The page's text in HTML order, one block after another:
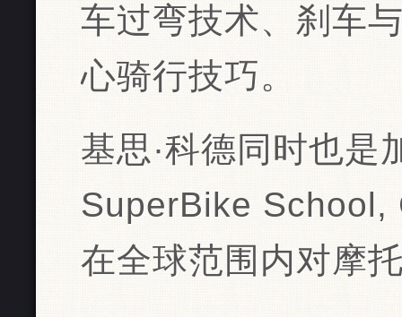
车过弯技术、刹车
心骑行技巧‌‌。
基思·科德同时也
SuperBike School,
在全球范围内对摩